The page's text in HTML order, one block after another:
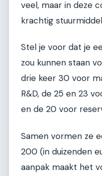
veel, maar in deze
krachtig
Stel je voor dat je
zou kunnen staan
drie keer 30 voor
R&D, de 25 en 23
en de 20 voor
Samen vormen ze
200 (in duizenden
aanpak maakt het